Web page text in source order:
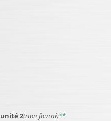
unité 2(non fourni)**